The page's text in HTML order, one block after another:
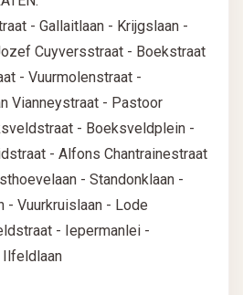
- Gallaitlaan - Krijgslaan -
Cuyversstraat - Boekstraat
- Vuurmolenstraat -
Vianneystraat - Pastoor
- Boeksveldplein -
- Alfons Chantrainestraat
- Standonklaan -
- Vuurkruislaan - Lode
- Iepermanlei -
Ilfeldlaan